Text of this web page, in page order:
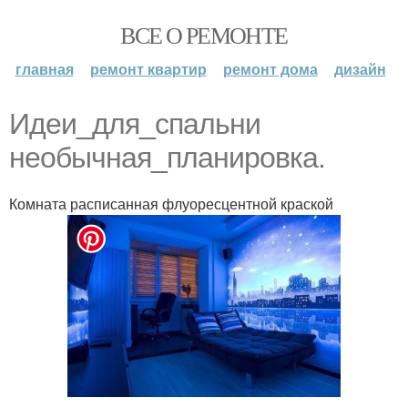
ВСЕ О РЕМОНТЕ
главная ремонт квартир ремонт дома дизайн
Идеи_для_спальни
необычная_планировка.
Комната расписанная флуоресцентной краской